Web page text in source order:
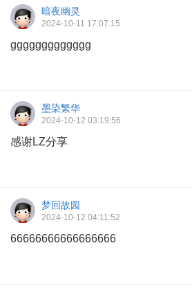
暗夜幽灵
2024-10-11 17:07:15
ggggggggggggg
墨染繁华
2024-10-12 03:19:56
感谢LZ分享
梦回故园
2024-10-12 04:11:52
66666666666666666